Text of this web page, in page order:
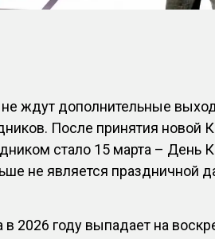
не ждут дополнительные
После принятия новой
стало 15 марта – День
не является праздничной
в 2026 году выпадает на